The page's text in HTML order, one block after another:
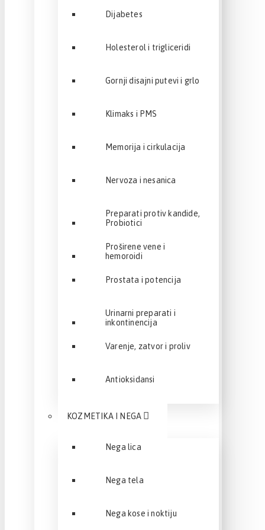
Dijabetes
Holesterol i trigliceridi
Gornji disajni putevi i grlo
Klimaks i PMS
Memorija i cirkulacija
Nervoza i nesanica
Preparati protiv kandide,
Probiotici
Proširene vene i
hemoroidi
Prostata i potencija
Urinarni preparati i
inkontinencija
Varenje, zatvor i proliv
Antioksidansi
KOZMETIKA I NEGA
Nega lica
Nega tela
Nega kose i noktiju